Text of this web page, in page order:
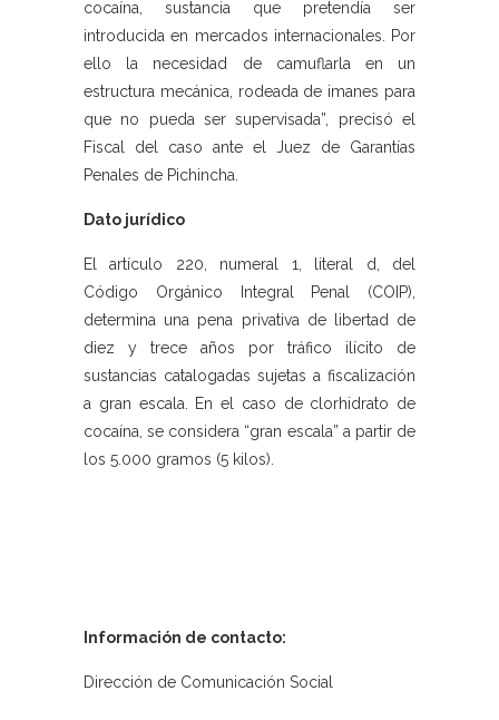
cocaína, sustancia que pretendía ser
introducida en mercados internacionales. Por
ello la necesidad de camuflarla en un
estructura mecánica, rodeada de imanes para
que no pueda ser supervisada”, precisó el
Fiscal del caso ante el Juez de Garantías
Penales de Pichincha.
Dato jurídico
El artículo 220, numeral 1, literal d, del
Código Orgánico Integral Penal (COIP),
determina una pena privativa de libertad de
diez y trece años por tráfico ilícito de
sustancias catalogadas sujetas a fiscalización
a gran escala. En el caso de clorhidrato de
cocaína, se considera “gran escala” a partir de
los 5.000 gramos (5 kilos).
Información de contacto:
Dirección de Comunicación Social